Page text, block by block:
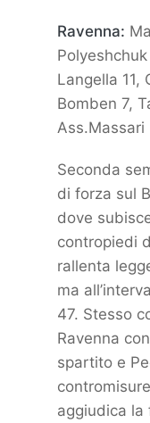
Ravenna:
Langella 11,
Bomben 7,
Ass.Massari
Seconda
di forza sul
dove
contropiedi
rallenta
ma
47. Stesso
Ravenna
spartito e
aggiudica la